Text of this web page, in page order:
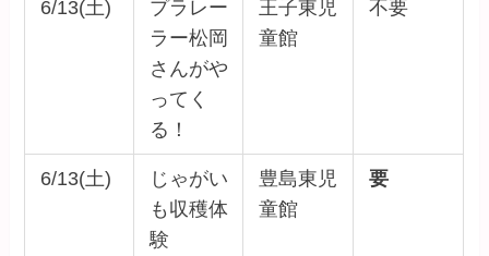
6/13(土)
プラレー
ラー松岡
さんがや
ってく
る！
王子東児
童館
不要
6/13(土)
じゃがい
も収穫体
験
豊島東児
童館
要